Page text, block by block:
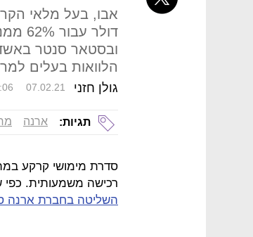
הלוואות בעלים
גולן חזני 07.02.21
תגיות: ארנה
סדרת מימושי קרקע
רכישה משמעותית.
השליטה בחברת ארנה